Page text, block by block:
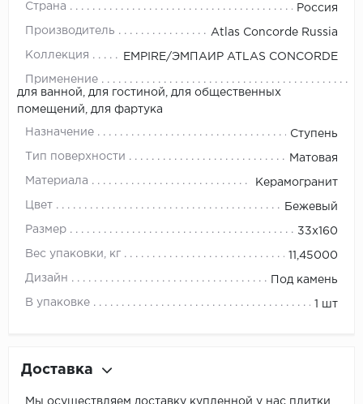
Страна Россия
Производитель Atlas Concorde Russia
Коллекция EMPIRE/ЭМПАИР ATLAS CONCORDE
Применение
для ванной, для гостиной, для общественных
помещений, для фартука
Назначение Ступень
Тип поверхности Матовая
Материала Керамогранит
Цвет Бежевый
Размер 33x160
Вес упаковки, кг 11,45000
Дизайн Под камень
В упаковке 1 шт
Доставка
Мы осуществляем доставку купленной у нас плитки